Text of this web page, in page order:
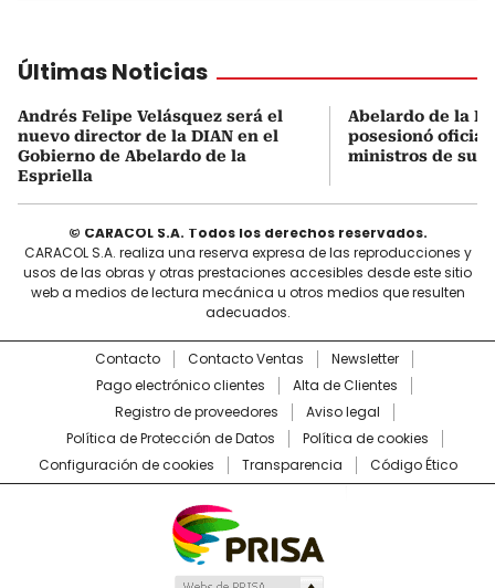
Últimas Noticias
Andrés Felipe Velásquez será el
nuevo director de la DIAN en el
Gobierno de Abelardo de la
Espriella
Abelardo de la
posesionó
ministros de su
© CARACOL S.A. Todos los derechos reservados.
CARACOL S.A. realiza una reserva expresa de las reproducciones y
usos de las obras y otras prestaciones accesibles desde este sitio
web a medios de lectura mecánica u otros medios que resulten
adecuados.
Contacto Contacto Ventas
Newsletter
Pago electrónico clientes
Alta de Clientes
Registro de proveedores
Aviso legal
Política de Protección de Datos
Política de cookies
Configuración de cookies
Transparencia Código Ético